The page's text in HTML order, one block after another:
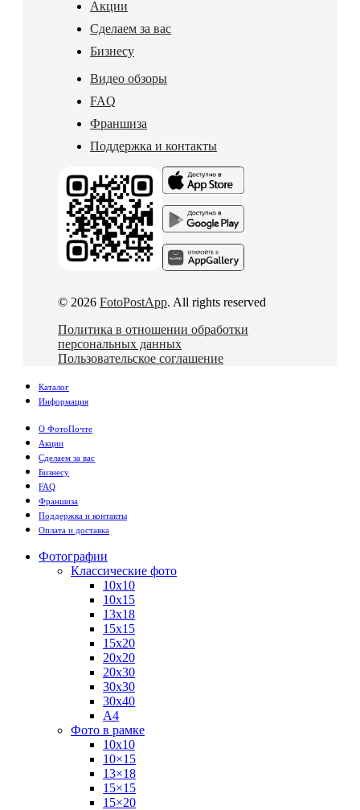
Акции
Сделаем за вас
Бизнесу
Видео обзоры
FAQ
Франшиза
Поддержка и контакты
© 2026 FotoPostApp. All rights reserved
Политика в отношении обработки
персональных данных
Пользовательское соглашение
Каталог
Информация
О ФотоПочте
Акции
Сделаем за вас
Бизнесу
FAQ
Франшиза
Поддержка и контакты
Оплата и доставка
Фотографии
Классические фото
10х10
10х15
13х18
15х15
15х20
20х20
20х30
30х30
30х40
А4
Фото в рамке
10х10
10×15
13×18
15×15
15×20